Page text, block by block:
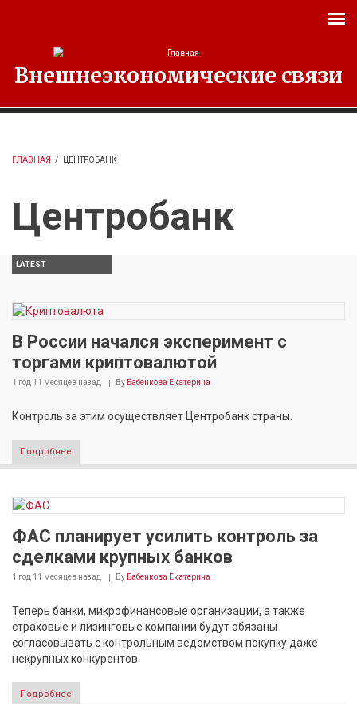
Внешнеэкономические связи
ГЛАВНАЯ / ЦЕНТРОБАНК
Центробанк
LATEST
В России начался эксперимент с
торгами криптовалютой
1 год 11 месяцев назад By Бабенкова Екатерина
Контроль за этим осуществляет Центробанк страны.
Подробнее
ФАС планирует усилить контроль за
сделками крупных банков
1 год 11 месяцев назад By Бабенкова Екатерина
Теперь банки, микрофинансовые организации, а также
страховые и лизинговые компании будут обязаны
согласовывать с контрольным ведомством покупку даже
некрупных конкурентов.
Подробнее